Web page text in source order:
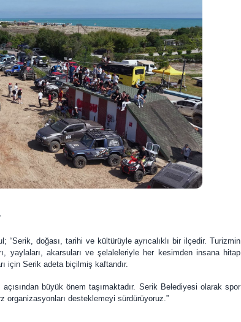
“Serik, doğası, tarihi ve kültürüyle ayrıcalıklı bir ilçedir. Turizmin
yaylaları, akarsuları ve şelaleleriyle her kesimden insana hitap
için Serik adeta biçilmiş kaftandır.
büyük önem taşımaktadır. Serik Belediyesi olarak spor
desteklemeyi sürdürüyoruz.”